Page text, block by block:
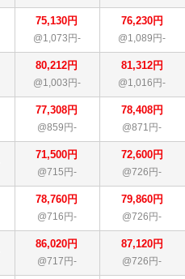
75,130円
@1,073円-
76,230円
@1,089円-
80,212円
@1,003円-
81,312円
@1,016円-
77,308円
@859円-
78,408円
@871円-
71,500円
@715円-
72,600円
@726円-
78,760円
@716円-
79,860円
@726円-
86,020円
@717円-
87,120円
@726円-